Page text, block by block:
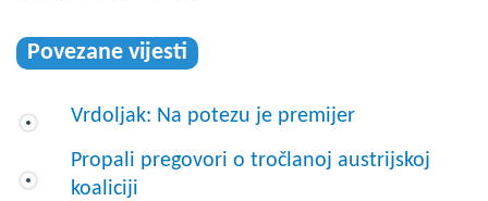
Povezane vijesti
Vrdoljak: Na potezu je premijer
Propali pregovori o tročlanoj austrijskoj
koaliciji